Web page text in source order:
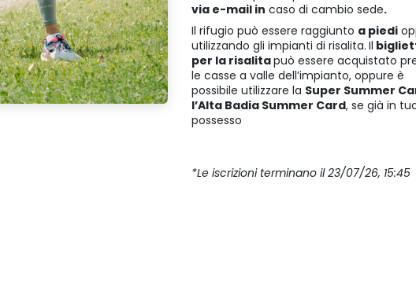
via e-mail in caso di cambio sede.
Il rifugio può essere raggiunto a piedi
utilizzando gli impianti di risalita. Il
per la risalitapuò essere acquistato
le casse a valle dell’impianto, oppure è
possibile utilizzare la Super Summer
l’Alta Badia Summer Card, se già in
possesso
*Le iscrizioni terminano il 23/07/26, 15:45